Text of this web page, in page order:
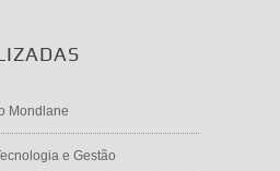
Mondlane
e Gestão